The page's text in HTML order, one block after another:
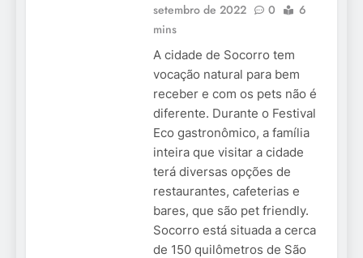
setembro de 2022
0
6
mins
A cidade de Socorro tem
vocação natural para bem
receber e com os pets não é
diferente. Durante o Festival
Eco gastronômico, a família
inteira que visitar a cidade
terá diversas opções de
restaurantes, cafeterias e
bares, que são pet friendly.
Socorro está situada a cerca
de 150 quilômetros de São